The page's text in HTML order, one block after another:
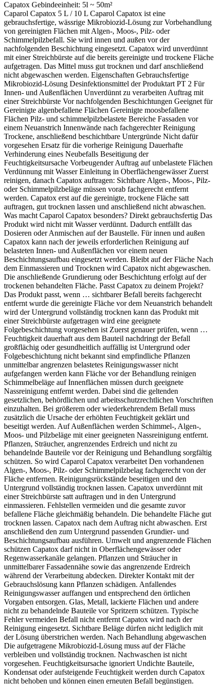
Capatox Gebindeeinheit: 5l ~ 50m²
Caparol Capatox 5 L / 10 L Caparol Capatox ist eine
gebrauchsfertige, wässrige Mikrobiozid-Lösung zur Vorbehandlung
von gereinigten Flächen mit Algen-, Moos-, Pilz- oder
Schimmelpilzbefall. Sie wird innen und außen vor der
nachfolgenden Beschichtung eingesetzt. Capatox wird unverdünnt
mit einer Streichbürste auf die bereits gereinigte und trockene Fläche
aufgetragen. Das Mittel muss gut trocknen und darf anschließend
nicht abgewaschen werden. Eigenschaften Gebrauchsfertige
Mikrobiozid-Lösung Desinfektionsmittel der Produktart PT 2 Für
Innen- und Außenflächen Unverdünnt zu verarbeiten Auftrag mit
einer Streichbürste Vor nachfolgenden Beschichtungen Geeignet für
Gereinigte algenbefallene Flächen Gereinigte moosbefallene
Flächen Pilz- und schimmelpilzbelastete Bereiche Fassaden vor
einem Neuanstrich Innenwände nach fachgerechter Reinigung
Trockene, anschließend beschichtbare Untergründe Nicht dafür
vorgesehen Ersatz für die vorherige Reinigung Dauerhafte
Verhinderung eines Neubefalls Beseitigung der
Feuchtigkeitsursache Vorbeugender Auftrag auf unbelastete Flächen
Verdünnung mit Wasser Einleitung in Oberflächengewässer Zuerst
reinigen, danach Capatox auftragen: Sichtbare Algen-, Moos-, Pilz-
oder Schimmelpilzbeläge müssen vorab fachgerecht entfernt
werden. Capatox erst auf die gereinigte, trockene Fläche satt
auftragen, gut trocknen lassen und anschließend nicht abwaschen.
Was macht Caparol Capatox besonders? Direkt gebrauchsfertig Das
Produkt wird nicht mit Wasser verdünnt. Dadurch entfällt das
Dosieren oder Anmischen auf der Baustelle. Für innen und außen
Capatox kann nach der jeweils erforderlichen Reinigung auf
belasteten Innen- und Außenflächen vor einem neuen
Beschichtungsaufbau eingesetzt werden. Bleibt auf der Fläche Nach
dem Einmassieren und Trocknen wird Capatox nicht abgewaschen.
Die anschließende Grundierung oder Beschichtung erfolgt auf der
trockenen behandelten Fläche. Passt Capatox zu deinem Projekt?
Das Produkt passt, wenn … sichtbarer Befall bereits fachgerecht
entfernt wurde die gereinigte Fläche vor dem Neuanstrich behandelt
wird der Untergrund vollständig trocknen kann das Produkt mit
einer Streichbürste aufgetragen wird eine geeignete
Folgebeschichtung vorgesehen ist Zuerst genauer prüfen, wenn …
Feuchtigkeit dauerhaft aus dem Bauteil nachdringt der Befall
großflächig oder gesundheitlich auffällig ist Untergrund oder
Folgebeschichtung nicht bekannt sind empfindliche Pflanzen
unmittelbar angrenzen belastetes Reinigungswasser nicht
aufgefangen werden kann Fläche vor der Behandlung reinigen
Schimmelbeläge auf Innenflächen müssen durch geeignete
Nassreinigung entfernt werden. Dabei sind die geltenden
gesetzlichen, behördlichen und arbeitsschutzrechtlichen Vorschriften
einzuhalten. Bei größerem oder wiederkehrendem Befall muss
zusätzlich die Ursache der erhöhten Feuchtigkeit geklärt und
beseitigt werden. Auf Außenflächen werden Schimmel-, Algen-,
Moos- und Pilzbeläge mit einer geeigneten Nassreinigung entfernt.
Pflanzen, Sträucher, angrenzendes Erdreich und nicht zu
behandelnde Bauteile vor der Reinigung und Behandlung sorgfältig
schützen. So wird Caparol Capatox verarbeitet Den vorhandenen
Algen-, Moos-, Pilz- oder Schimmelpilzbelag fachgerecht von der
Fläche entfernen. Reinigungsrückstände beseitigen und den
Untergrund vollständig trocknen lassen. Capatox unverdünnt mit
einer Streichbürste satt auftragen und in den Untergrund
einmassieren. Fehlstellen vermeiden und die gesamte zuvor
befallene Fläche gleichmäßig behandeln. Die behandelte Fläche gut
trocknen lassen. Capatox nach dem Auftrag nicht abwaschen. Erst
anschließend den zum Untergrund passenden Grundier- und
Beschichtungsaufbau ausführen. Umwelt und angrenzende Flächen
schützen Capatox darf nicht in Oberflächengewässer oder
Regenwasserkanäle gelangen. Pflanzen und Sträucher in
unmittelbarer Fassadennähe sowie das angrenzende Erdreich
während der Verarbeitung abdecken. Direkter Kontakt mit der
Gebrauchslösung kann Pflanzen schädigen. Anfallendes
Reinigungswasser auffangen und entsprechend den örtlichen
Vorgaben entsorgen. Glas, Metall, lackierte Flächen und andere
nicht zu behandelnde Bauteile vor Spritzern schützen. Typische
Fehler vermeiden Befall nicht entfernt Capatox wird nach der
Reinigung eingesetzt. Sichtbare Beläge dürfen nicht lediglich mit
der Lösung überstrichen werden. Nach Behandlung abgewaschen
Die aufgetragene Mikrobiozid-Lösung muss auf der Fläche
verbleiben und vollständig trocknen. Nachwaschen ist nicht
vorgesehen. Feuchtigkeitsursache ignoriert Undichte Bauteile,
Kondensat oder aufsteigende Feuchtigkeit werden durch Capatox
nicht behoben und können einen erneuten Befall begünstigen.